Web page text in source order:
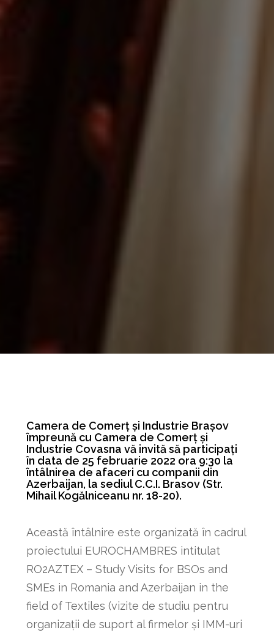
Camera de Comerț și Industrie Brașov
împreună cu Camera de Comerț și
Industrie Covasna vă invită să participați
în data de 25 februarie 2022 ora 9:30 la
întâlnirea de afaceri cu companii din
Azerbaijan, la sediul C.C.I. Brasov (Str.
Mihail Kogălniceanu nr. 18-20).
Această întâlnire este organizată în cadrul
proiectului EUROCHAMBRES intitulat
RO2AZTEX – Study Visits for BSOs and
SMEs in Romania and Azerbaijan in the
field of Textiles (vizite de studiu pentru
organizații de suport al firmelor și IMM-uri